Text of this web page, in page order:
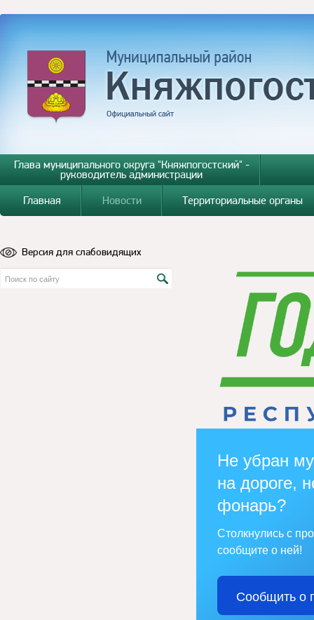
Глава муниципального округа "Княжпогостский" -
руководитель администрации
Главная
Новости Территориальные органы
Версия для слабовидящих
Не убран
на дороге,
фонарь?
Столкнулись с
сообщите о ней!
Сообщить о